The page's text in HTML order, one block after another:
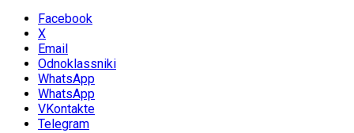
Facebook
X
Email
Odnoklassniki
WhatsApp
WhatsApp
VKontakte
Telegram